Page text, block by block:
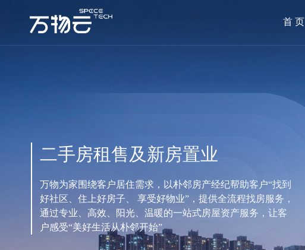
首 页
二手房租售及新房置业
万物为家围绕客户居住需求，以朴邻房产经纪帮助客户“找到
好社区、住上好房子、 享受好物业”，提供全流程找房服务，
通过专业、高效、阳光、温暖的一站式房屋资产服务，让客
户感受“美好生活从朴邻开始”